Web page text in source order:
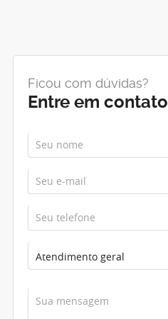
Ficou com dúvidas?
Entre em contato
Atendimento geral